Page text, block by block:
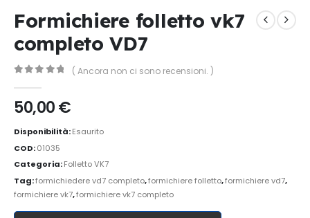
Formichiere folletto vk7
completo VD7
( Ancora non ci sono recensioni. )
50,00€
Disponibilità:Esaurito
COD:01035
Categoria:Folletto VK7
Tag:formichiedere vd7 completo,formichiere folletto,formichiere vd7,
formichiere vk7,formichiere vk7 completo